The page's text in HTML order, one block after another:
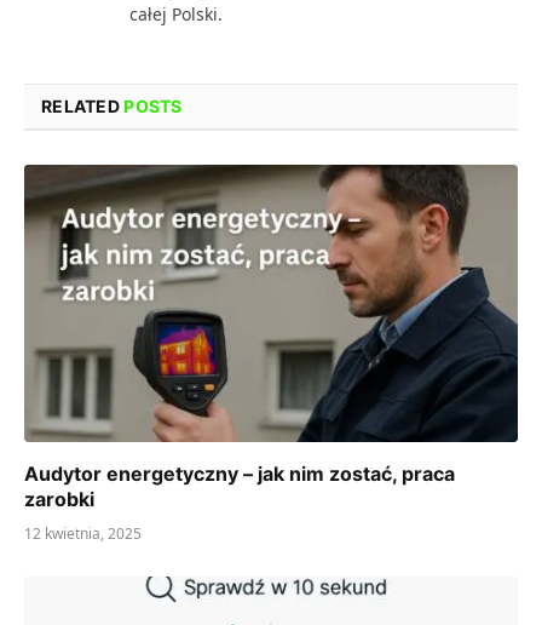
całej Polski.
RELATEDPOSTS
Audytor energetyczny – jak nim zostać, praca
zarobki
12 kwietnia, 2025